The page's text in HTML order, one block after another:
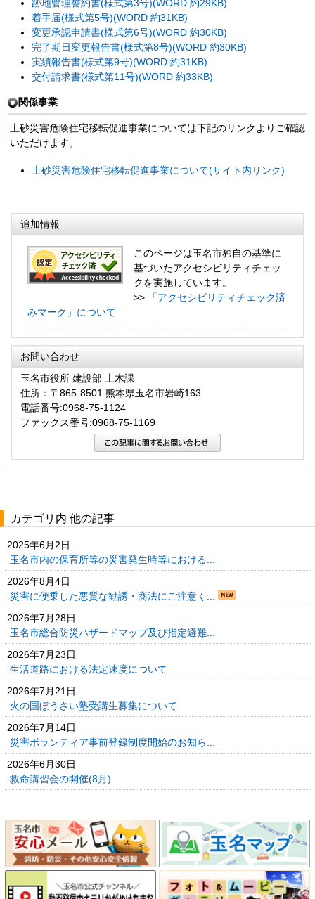
跡地管理誓約書(様式第3号)(WORD 約29KB)
着手届(様式第5号)(WORD 約31KB)
変更承認申請書(様式第6号)(WORD 約30KB)
完了期日変更報告書(様式第8号)(WORD 約30KB)
実績報告書(様式第9号)(WORD 約31KB)
交付請求書(様式第11号)(WORD 約33KB)
関係事業
土砂災害危険住宅移転促進事業については下記のリンクよりご確認
いただけます。
土砂災害危険住宅移転促進事業について(サイト内リンク)
追加情報
このページは玉名市独自の基準に
基づいたアクセシビリティチェッ
クを実施しています。
>>
「アクセシビリティチェック済
みマーク」について
お問い合わせ
玉名市役所 建設部 土木課
住所：〒865-8501 熊本県玉名市岩崎163
電話番号:0968-75-1124
ファックス番号:0968-75-1169
カテゴリ内 他の記事
2025年6月2日
玉名市内の保育所等の災害発生時等における...
2026年8月4日
災害に便乗した悪質な勧誘・商法にご注意く...
2026年7月28日
玉名市総合防災ハザードマップ及び指定避難...
2026年7月23日
生活道路における法定速度について
2026年7月21日
火の国ぼうさい塾受講生募集について
2026年7月14日
災害ボランティア事前登録制度開始のお知ら...
2026年6月30日
救命講習会の開催(8月)